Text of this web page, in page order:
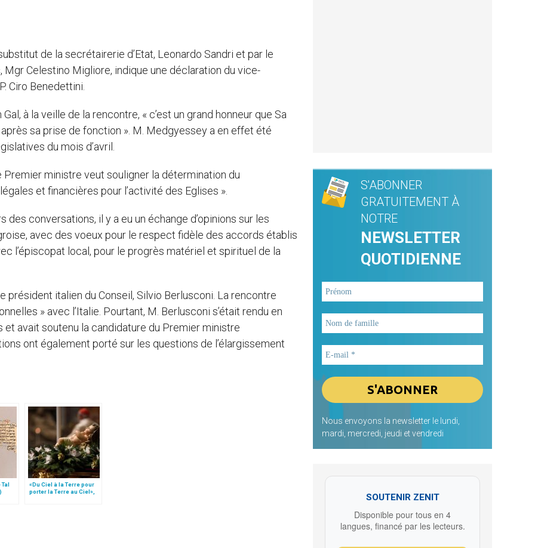
de la secrétairerie d’Etat, Leonardo Sandri et par le
Celestino Migliore, indique une déclaration du vice-
Ciro Benedettini.
à la veille de la rencontre, « c’est un grand honneur que Sa
sa prise de fonction ». M. Medgyessey a en effet été
du mois d’avril.
Premier ministre veut souligner la détermination du
et financières pour l’activité des Eglises ».
des conversations, il y a eu un échange d’opinions sur les
avec des voeux pour le respect fidèle des accords établis
l’épiscopat local, pour le progrès matériel et spirituel de la
italien du Conseil, Silvio Berlusconi. La rencontre
» avec l’Italie. Pourtant, M. Berlusconi s’était rendu en
avait soutenu la candidature du Premier ministre
ont également porté sur les questions de l’élargissement
«Du Ciel à la Terre pour
porter la Terre au Ciel»,
S'ABONNER
GRATUITEMENT À
NOTRE
NEWSLETTER
QUOTIDIENNE
Nous envoyons la newsletter le lundi,
mardi, mercredi, jeudi et vendredi
SOUTENIR ZENIT
Disponible pour tous en 4
langues, financé par les lecteurs.